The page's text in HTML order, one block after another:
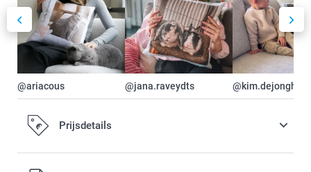
@ariacous @jana.raveydts @kim.dejonghe
Prijsdetails